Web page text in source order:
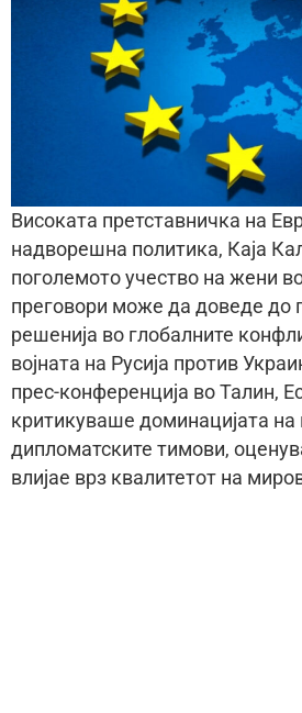
Високата претставничка на
надворешна политика, Каја
поголемото учество на жени
преговори може да доведе до
решенија во глобалните
војната на Русија против
прес-конференција во Талин,
критикуваше доминацијата
дипломатските тимови,
влијае врз квалитетот на